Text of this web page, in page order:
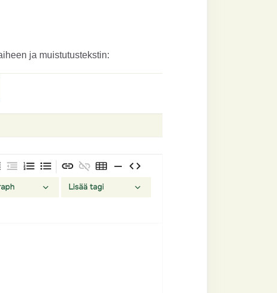
ja muistutustekstin: